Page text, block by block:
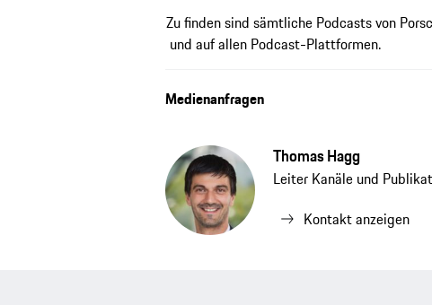
Zu finden sind sämtliche Podcasts von
und auf allen Podcast-Plattformen.
Medienanfragen
Thomas Hagg
Leiter Kanäle und
Kontakt anzeigen